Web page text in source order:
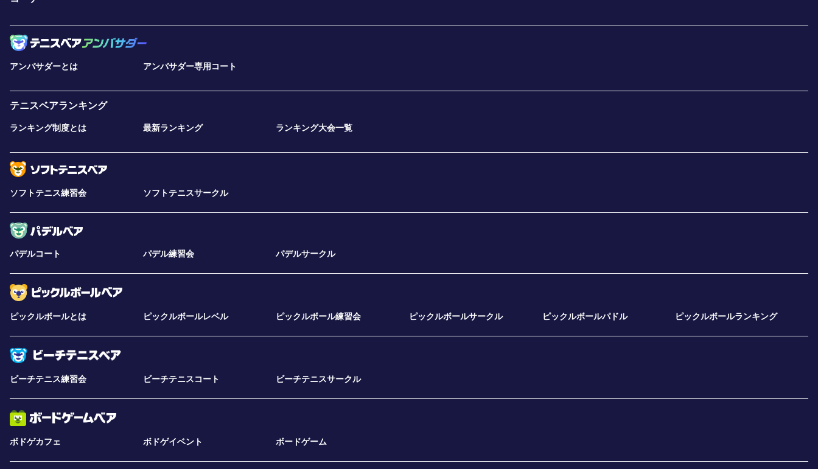
アンバサダーとは アンバサダー専用コート
テニスベアランキング
ランキング制度とは 最新ランキング ランキング大会一覧
ソフトテニス練習会 ソフトテニスサークル
パデルコート パデル練習会 パデルサークル
ピックルボールとは ピックルボールレベル ピックルボール練習会 ピックルボールサークル ピックルボールパドル ピックルボールランキング
ビーチテニス練習会 ビーチテニスコート ビーチテニスサークル
ボドゲカフェ ボドゲイベント ボードゲーム